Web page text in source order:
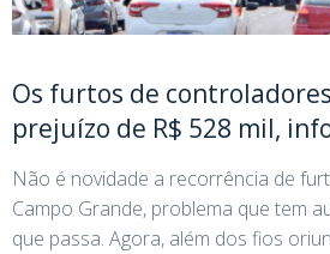
Os furtos de
prejuízo de R$ 528 mil,
Não é novidade a recorrência de
Campo Grande, problema que tem
que passa. Agora, além dos fios